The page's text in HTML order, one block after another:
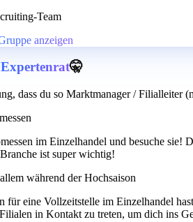
Team
anzeigen
🤫
dass du so Marktmanager / Filialleiter
im Einzelhandel und besuche
ist super wichtig!
während der Hochsaison
für eine Vollzeitstelle im Einzelhandel
in Kontakt zu treten, um dich ins